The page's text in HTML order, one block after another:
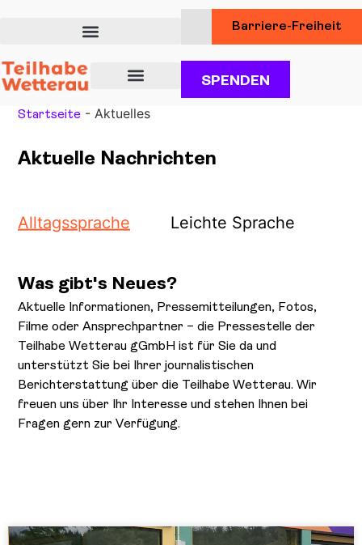
Barriere-Freiheit
SPENDEN
Startseite - Aktuelles
Aktuelle Nachrichten
Alltagssprache Leichte Sprache
Was gibt's Neues?
Aktuelle Informationen, Pressemitteilungen, Fotos,
Filme oder Ansprechpartner – die Pressestelle der
Teilhabe Wetterau gGmbH ist für Sie da und
unterstützt Sie bei Ihrer journalistischen
Berichterstattung über die Teilhabe Wetterau. Wir
freuen uns über Ihr Interesse und stehen Ihnen bei
Fragen gern zur Verfügung.